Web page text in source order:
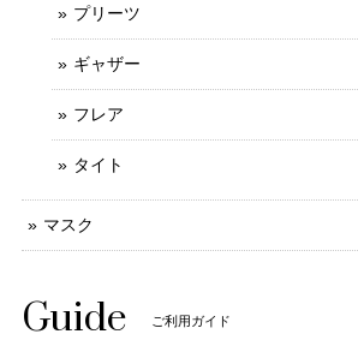
プリーツ
ギャザー
フレア
タイト
マスク
Guide ご利用ガイド